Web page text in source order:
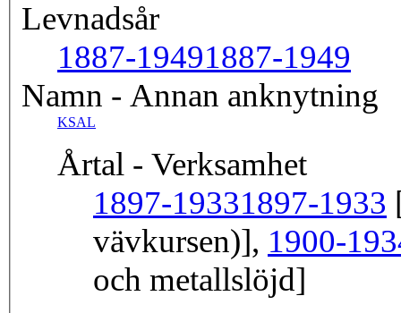
Levnadsår
1887-19491887-1949
Namn - Annan anknytning
KSAL
Årtal - Verksamhet
1897-19331897-1933
vävkursen)], 1900-
och metallslöjd]